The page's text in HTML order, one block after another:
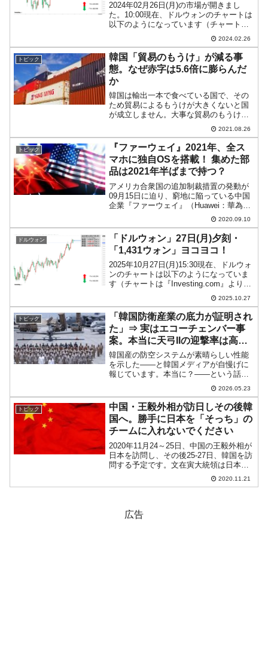
2024年02月26日(月)の市場が開きまし
た。10:00現在、ドルウォンのチャートは
以下のようになっています（チャートは
『Investing.com』より引用）。現在のと
ころ陽線で「1ドル＝1,332ウォン」近辺
の攻防となっています。上掲...
2024.02.26
トピック
韓国「貿易のもうけ」が減る事
態。なぜ赤字は5.6倍に膨らんだ
か
韓国は輸出一本で食べている国で、その
ため貿易によるもうけが大きくないと国
が成立しません。大事な貿易のもうけが
逆に小さくなるような症状が現れていま
す。貿易のもうけが何より大事です
が……貿易でのもうけは「貿易収支」と
して表され、「輸出金額 - ...
2021.08.26
トピック
『ファーウェイ』2021年、全ス
マホに独自OSを搭載！ 集めた部
品は2021年半ばまで持つ？
アメリカ合衆国の追加制裁措置の発動が
09月15日に迫り、窮地に陥っている中国
企業『ファーウェイ』（Huawei：華為技
術）ですが、2021年には『Andorid』に換
えて自社製OS『ハーモニー（Harmony
OS）』を全面採用することを決...
2020.09.10
ドルウォン
「ドルウォン」27日(月)夕刻・
「1,431ウォン」ヨコヨコ！
2025年10月27日(月)15:30現在、ドルウォ
ンのチャートは以下のようになっていま
す（チャートは『Investing.com』より引
用）。現在のところ「1ドル＝1,431ウォ
ン」近辺の攻防となっています。ローソ
ク足1本が1分間の値動き...
2025.10.27
トピック
「韓国防衛産業の底力が証明され
た」⇒ 実はエコーチェンバー事
案。本当に天弓IIの迎撃率は高い
のか
韓国産の防空システムが素晴らしい性能
を示した――と韓国メディアが自慢げに
報じています。本当に？――という話で
すが、まず『朝鮮日報』の記事から一部
を以下に引いてみます。↑UAEに配備され
た韓国産の天弓II。海外主要メディアがイ
ラン戦争を契機に...
2026.05.23
トピック
中国・王毅外相が訪日しその後韓
国へ。勝手に日本を「そっち」の
チームに入れないでください
2020年11月24～25日、中国の王毅外相が
日本を訪問し、その後25-27日、韓国を訪
問する予定です。文在寅大統領は日本の
菅首相よりも先にアメリカ合衆国のバイ
デンさんと電話で話す！と必死になって
2020.11.21
広告